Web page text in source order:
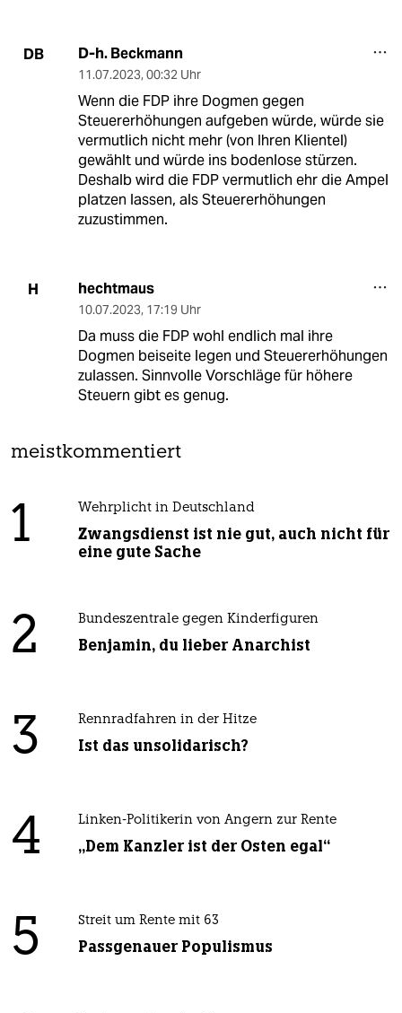
DB D-h. Beckmann
11.07.2023, 00:32 Uhr
Wenn die FDP ihre Dogmen gegen
Steuererhöhungen aufgeben würde, würde sie
vermutlich nicht mehr (von Ihren Klientel)
gewählt und würde ins bodenlose stürzen.
Deshalb wird die FDP vermutlich ehr die Ampel
platzen lassen, als Steuererhöhungen
zuzustimmen.
H hechtmaus
10.07.2023, 17:19 Uhr
Da muss die FDP wohl endlich mal ihre
Dogmen beiseite legen und Steuererhöhungen
zulassen. Sinnvolle Vorschläge für höhere
Steuern gibt es genug.
meistkommentiert
1 Wehrplicht in Deutschland
Zwangsdienst ist nie gut, auch nicht für
eine gute Sache
2 Bundeszentrale gegen Kinderfiguren
Benjamin, du lieber Anarchist
3 Rennradfahren in der Hitze
Ist das unsolidarisch?
4 Linken-Politikerin von Angern zur Rente
„Dem Kanzler ist der Osten egal“
5 Streit um Rente mit 63
Passgenauer Populismus